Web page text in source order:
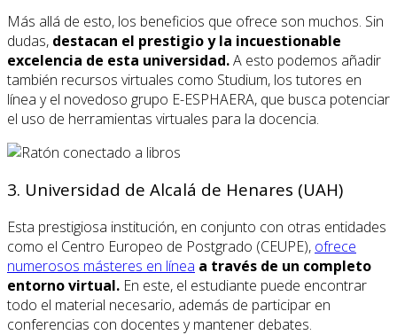
Más allá de esto, los beneficios que ofrece son muchos. Sin
dudas, destacan el prestigio y la incuestionable
excelencia de esta universidad.A esto podemos añadir
también recursos virtuales como Studium, los tutores en
línea y el novedoso grupo E-ESPHAERA, que busca potenciar
el uso de herramientas virtuales para la docencia.
3. Universidad de Alcalá de Henares (UAH)
Esta prestigiosa institución, en conjunto con otras entidades
como el Centro Europeo de Postgrado (CEUPE), ofrece
numerosos másteres en línea a través de un completo
entorno virtual. En este, el estudiante puede encontrar
todo el material necesario, además de participar en
conferencias con docentes y mantener debates.